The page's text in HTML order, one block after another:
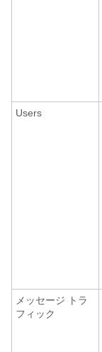
Users
メッセージ トラ
フィック